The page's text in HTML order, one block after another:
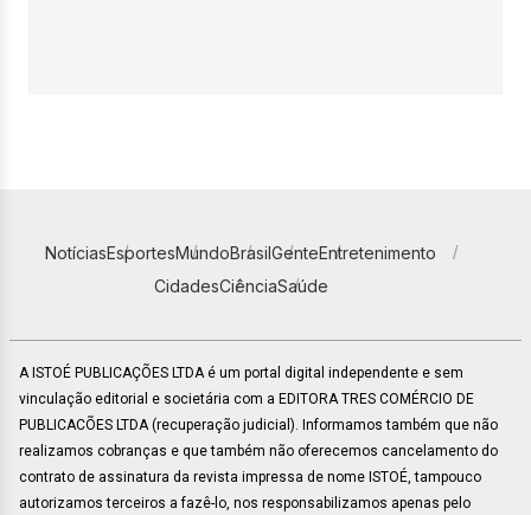
NotíciasEsportesMundoBrasilGenteEntretenimento
CidadesCiênciaSaúde
A ISTOÉ PUBLICAÇÕES LTDA é um portal digital independente e sem
vinculação editorial e societária com a EDITORA TRES COMÉRCIO DE
PUBLICACÕES LTDA (recuperação judicial). Informamos também que não
realizamos cobranças e que também não oferecemos cancelamento do
contrato de assinatura da revista impressa de nome ISTOÉ, tampouco
autorizamos terceiros a fazê-lo, nos responsabilizamos apenas pelo